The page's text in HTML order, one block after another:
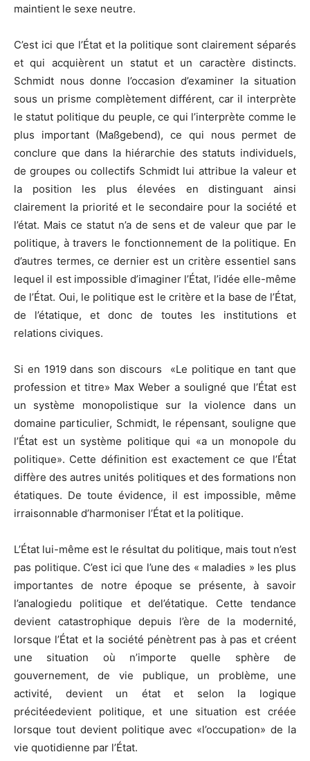
maintient le sexe neutre.
C’est ici que l’État et la politique sont clairement séparés
et qui acquièrent un statut et un caractère distincts.
Schmidt nous donne l’occasion d’examiner la situation
sous un prisme complètement différent, car il interprète
le statut politique du peuple, ce qui l’interprète comme le
plus important (Maßgebend), ce qui nous permet de
conclure que dans la hiérarchie des statuts individuels,
de groupes ou collectifs Schmidt lui attribue la valeur et
la position les plus élevées en distinguant ainsi
clairement la priorité et le secondaire pour la société et
l’état. Mais ce statut n’a de sens et de valeur que par le
politique, à travers le fonctionnement de la politique. En
d’autres termes, ce dernier est un critère essentiel sans
lequel il est impossible d’imaginer l’État, l’idée elle-même
de l’État. Oui, le politique est le critère et la base de l’État,
de l’étatique, et donc de toutes les institutions et
relations civiques.
Si en 1919 dans son discours «Le politique en tant que
profession et titre» Max Weber a souligné que l’État est
un système monopolistique sur la violence dans un
domaine particulier, Schmidt, le répensant, souligne que
l’État est un système politique qui «a un monopole du
politique». Cette définition est exactement ce que l’État
diffère des autres unités politiques et des formations non
étatiques. De toute évidence, il est impossible, même
irraisonnable d’harmoniser l’État et la politique.
L’État lui-même est le résultat du politique, mais tout n’est
pas politique. C’est ici que l’une des « maladies » les plus
importantes de notre époque se présente, à savoir
l’analogiedu politique et del’étatique. Cette tendance
devient catastrophique depuis l’ère de la modernité,
lorsque l’État et la société pénètrent pas à pas et créent
une situation où n’importe quelle sphère de
gouvernement, de vie publique, un problème, une
activité, devient un état et selon la logique
précitéedevient politique, et une situation est créée
lorsque tout devient politique avec «l’occupation» de la
vie quotidienne par l’État.